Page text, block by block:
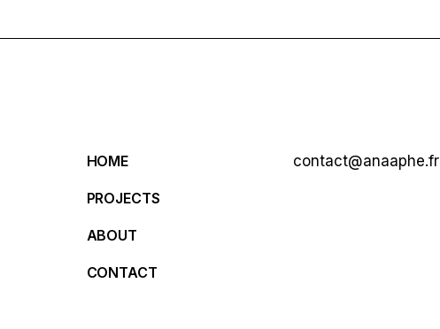
HOME
PROJECTS
ABOUT
CONTACT
contact@anaaphe.fr